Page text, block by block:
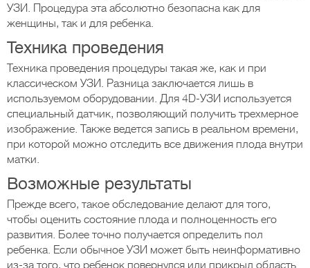
УЗИ. Процедура эта абсолютно безопасна как для
женщины, так и для ребенка.
Техника проведения
Техника проведения процедуры такая же, как и при
классическом УЗИ. Разница заключается лишь в
используемом оборудовании. Для 4D-УЗИ используется
специальный датчик, позволяющий получить трехмерное
изображение. Также ведется запись в реальном времени,
при которой можно отследить все движения плода внутри
матки.
Возможные результаты
Прежде всего, такое обследование делают для того,
чтобы оценить состояние плода и полноценность его
развития. Более точно получается определить пол
ребенка. Если обычное УЗИ может быть неинформативно
из-за того, что ребенок повернулся или прикрыл область